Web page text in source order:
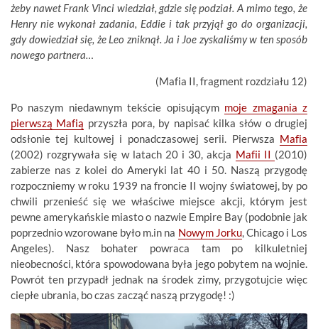
żeby nawet Frank Vinci wiedział, gdzie się podział. A mimo tego, że
Henry nie wykonał zadania, Eddie i tak przyjął go do organizacji,
gdy dowiedział się, że Leo zniknął. Ja i Joe zyskaliśmy w ten sposób
nowego partnera…
(Mafia II, fragment rozdziału 12)
Po naszym niedawnym tekście opisującym moje zmagania z
pierwszą Mafią przyszła pora, by napisać kilka słów o drugiej
odsłonie tej kultowej i ponadczasowej serii. Pierwsza Mafia
(2002) rozgrywała się w latach 20 i 30, akcja Mafii II (2010)
zabierze nas z kolei do Ameryki lat 40 i 50. Naszą przygodę
rozpoczniemy w roku 1939 na froncie II wojny światowej, by po
chwili przenieść się we właściwe miejsce akcji, którym jest
pewne amerykańskie miasto o nazwie Empire Bay (podobnie jak
poprzednio wzorowane było m.in na Nowym Jorku, Chicago i Los
Angeles). Nasz bohater powraca tam po kilkuletniej
nieobecności, która spowodowana była jego pobytem na wojnie.
Powrót ten przypadł jednak na środek zimy, przygotujcie więc
ciepłe ubrania, bo czas zacząć naszą przygodę! :)